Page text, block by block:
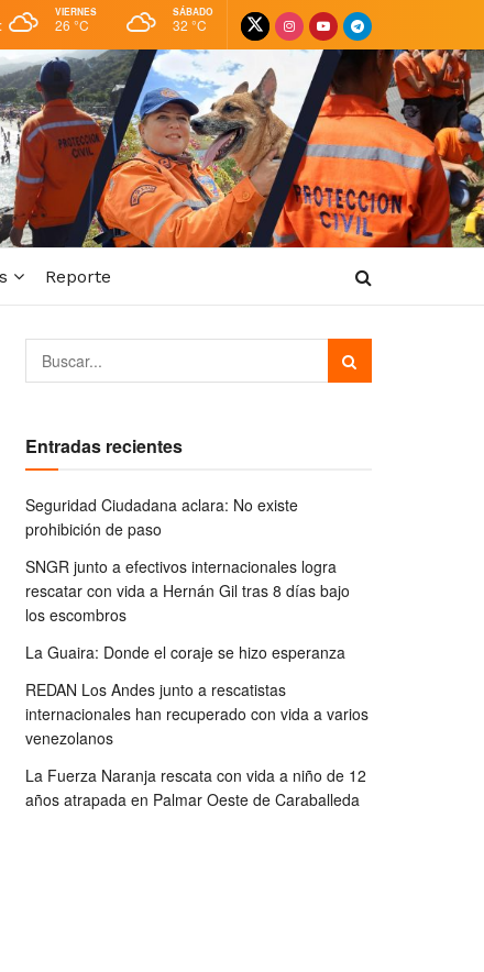
VIERNES
26 °C
SÁBADO
32 °C
Reporte
Entradas recientes
Seguridad Ciudadana aclara: No existe
prohibición de paso
SNGR junto a efectivos internacionales logra
rescatar con vida a Hernán Gil tras 8 días bajo
los escombros
La Guaira: Donde el coraje se hizo esperanza
REDAN Los Andes junto a rescatistas
internacionales han recuperado con vida a varios
venezolanos
La Fuerza Naranja rescata con vida a niño de 12
años atrapada en Palmar Oeste de Caraballeda